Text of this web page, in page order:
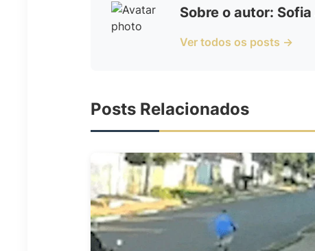
Sobre o autor:
Ver todos os posts →
Posts Relacionados